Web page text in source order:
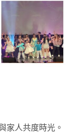
家人共度時光。